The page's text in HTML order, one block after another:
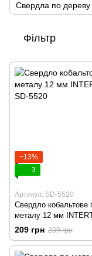
Свердла по дереву
Фільтр
−13%
3
Артикул: SD-5520
Свердло кобальтове
металу 12 мм
SD-5520
209 грн 239 грн